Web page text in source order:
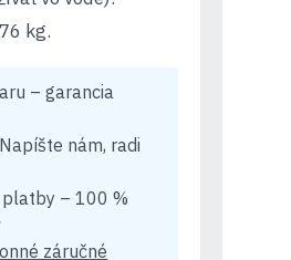
kg.
– garancia
nám, radi
– 100 %
záručné